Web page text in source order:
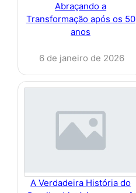
Abraçando a
Transformação após os 50
anos
6 de janeiro de 2026
A Verdadeira História do